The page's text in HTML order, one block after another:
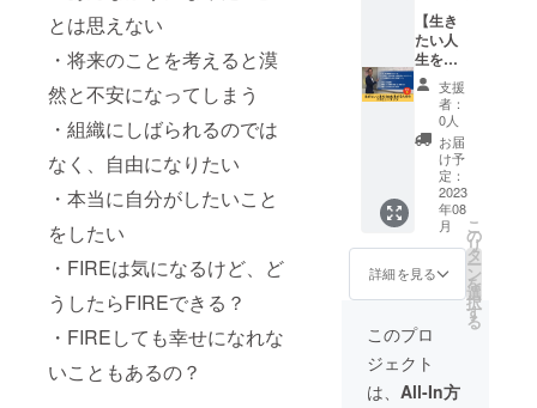
とは思えない
・将来のことを考えると漠
然と不安になってしまう
・組織にしばられるのでは
なく、自由になりたい
・本当に自分がしたいこと
をしたい
・FIREは気になるけど、ど
うしたらFIREできる？
・FIREしても幸せになれな
いこともあるの？
要なお
金を作
るため
のプラ
ンニン
グを行
います
※詳細は
メール
にて調
整いた
しま
す。 ※
リアル
での場
合は、
交通
費・飲
食代は
別途頂
戴いた
洗い出
します
・理想
の仕事
の要素
を整理
します
・理想
の仕事
の要素
から今
後どの
ような
仕事を
してい
きたい
かを整
理しま
す ※詳
細は
メール
りのま
まの自
分を受
け入れ
るよう
にな
り、自
分らし
く生き
られる
ように
なりま
す。 以
下の観
点で
ワーク
を行い
ます。
・人生
を振り
替えり
間×8回
・場
所：
zoomま
たは東
京近郊
・期
限：
2023年
8月～
2024年
7月 ・
内容：
この地
球に何
をしに
生まれ
て来た
のかを
自分の
感情と
権利で
す。 2
時間×全
8回の
ワーク
をマン
ツーマ
ンで、
オンラ
インま
たはリ
アルに
て行い
ます。
■詳細
・日
程：別
途調整
・時
間：2時
間×8回
【生き
たい人
生を自
由に生
きるた
めの
FIRE
コーチ
ング】
人生の
目的を
見つ
け、本
当に生
きたい
人生を
自由に
生きる
支援を
しま
す。
支援
者：
0人
お届
け予
定：
2023
年08
月
詳細を見る
こ
の
リ
タ
ー
ン
を
選
択
す
る
このプロ
ジェクト
は、 All-In方